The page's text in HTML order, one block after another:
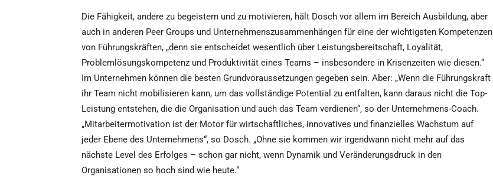
Die Fähigkeit, andere zu begeistern und zu motivieren, hält Dosch vor allem im Bereich Ausbildung, aber
auch in anderen Peer Groups und Unternehmenszusammenhängen für eine der wichtigsten Kompetenzen
von Führungskräften, „denn sie entscheidet wesentlich über Leistungsbereitschaft, Loyalität,
Problemlösungskompetenz und Produktivität eines Teams – insbesondere in Krisenzeiten wie diesen.“
Im Unternehmen können die besten Grundvoraussetzungen gegeben sein. Aber: „Wenn die Führungskraft
ihr Team nicht mobilisieren kann, um das vollständige Potential zu entfalten, kann daraus nicht die Top-
Leistung entstehen, die die Organisation und auch das Team verdienen“, so der Unternehmens-Coach.
„Mitarbeitermotivation ist der Motor für wirtschaftliches, innovatives und finanzielles Wachstum auf
jeder Ebene des Unternehmens“, so Dosch. „Ohne sie kommen wir irgendwann nicht mehr auf das
nächste Level des Erfolges – schon gar nicht, wenn Dynamik und Veränderungsdruck in den
Organisationen so hoch sind wie heute.“